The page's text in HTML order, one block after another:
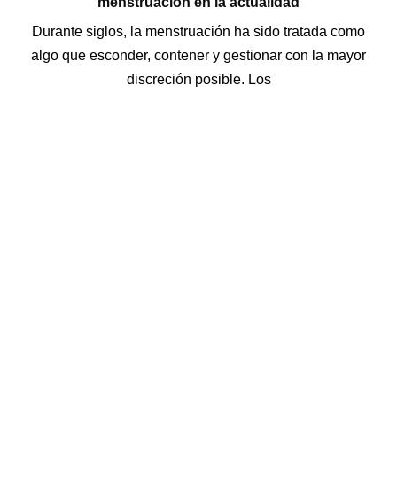
Durante siglos, la menstruación ha sido tratada como
algo que esconder, contener y gestionar con la mayor
discreción posible. Los